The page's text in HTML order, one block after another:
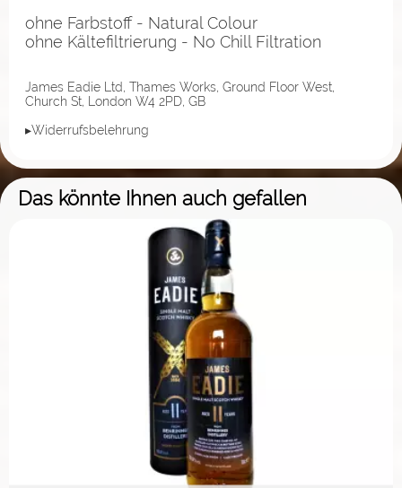
ohne Farbstoff - Natural Colour
ohne Kältefiltrierung - No Chill Filtration
James Eadie Ltd, Thames Works, Ground Floor West,
Church St, London W4 2PD, GB
▸Widerrufsbelehrung
Das könnte Ihnen auch gefallen